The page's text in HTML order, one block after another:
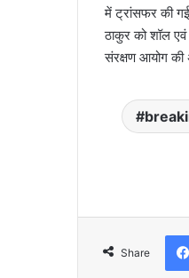
में ट्रांसफर की
ठाकुर को शॉल एवं
संरक्षण आयोग की
Share